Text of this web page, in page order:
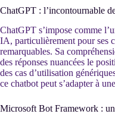
ChatGPT : l’incontournable
ChatGPT s’impose comme
IA, particulièrement pour ses
remarquables. Sa
des réponses nuancées le
des cas d’utilisation
ce chatbot peut s’adapter à
Microsoft Bot Framework :